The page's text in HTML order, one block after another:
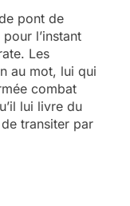
pont de
l’instant
Les
au mot, lui qui
combat
lui livre du
transiter par